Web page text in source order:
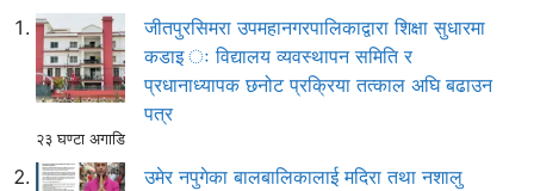
जीतपुरसिमरा उपमहानगरपालिकाद्वारा शिक्षा सुधारमा
कडाइ ः विद्यालय व्यवस्थापन समिति र
प्रधानाध्यापक छनोट प्रक्रिया तत्काल अघि बढाउन
पत्र
२३ घण्टा अगाडि
उमेर नपुगेका बालबालिकालाई मदिरा तथा नशालु